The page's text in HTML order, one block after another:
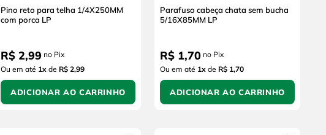
Pino reto para telha 1/4X250MM
com porca LP
R$ 2,99 no Pix
Ou em até 1x de R$ 2,99
ADICIONAR AO CARRINHO
Parafuso cabeça chata sem bucha
5/16X85MM LP
R$ 1,70 no Pix
Ou em até 1x de R$ 1,70
ADICIONAR AO CARRINHO